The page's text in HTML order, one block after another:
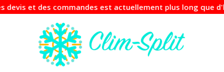
commandes est actuellement plus long que